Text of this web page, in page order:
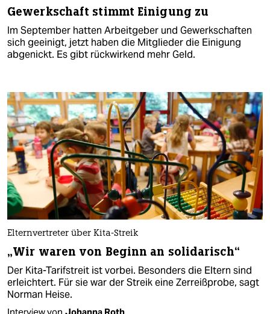
Gewerkschaft stimmt Einigung zu
Im September hatten Arbeitgeber und Gewerkschaften
sich geeinigt, jetzt haben die Mitglieder die Einigung
abgenickt. Es gibt rückwirkend mehr Geld.
Elternvertreter über Kita-Streik
„Wir waren von Beginn an solidarisch“
Der Kita-Tarifstreit ist vorbei. Besonders die Eltern sind
erleichtert. Für sie war der Streik eine Zerreißprobe, sagt
Norman Heise.